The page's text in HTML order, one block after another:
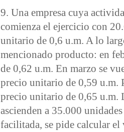
9. Una empresa cuya
comienza el ejercicio con
unitario de 0,6 u.m. A lo
mencionado producto: en
de 0,62 u.m. En marzo se
precio unitario de 0,59 u.m.
precio unitario de 0,65 u.m.
ascienden a 35.000
facilitada, se pide calcular el